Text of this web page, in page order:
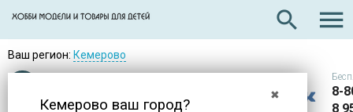
search 
Ваш регион: Кемерово
✖
Кемерово ваш город?
8-
8